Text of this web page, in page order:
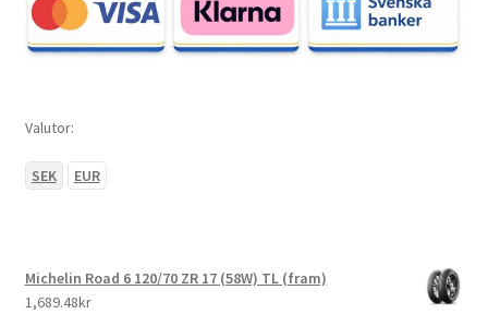
Valutor:
SEK EUR
Michelin Road 6 120/70 ZR 17 (58W) TL (fram)
1,689.48kr